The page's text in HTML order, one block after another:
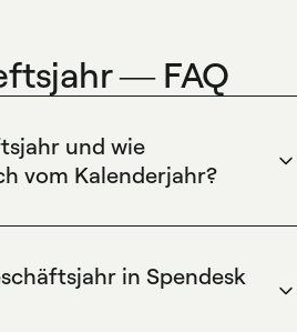
— FAQ
und wie
vom Kalenderjahr?
eines Unternehmens,
und Abschlüssen während
automatische Belegerfassung,
in Spendesk